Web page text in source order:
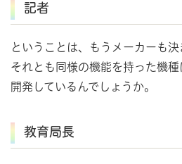
記者
ということは、もうメーカーも決
それとも同様の機能を持った機
開発しているんでしょうか。
教育局長